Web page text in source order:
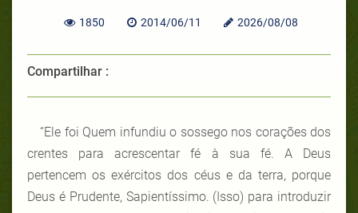
1850 2014/06/11 2026/08/08
Compartilhar :
“Ele foi Quem infundiu o sossego nos corações dos
crentes para acrescentar fé à sua fé. A Deus
pertencem os exércitos dos céus e da terra, porque
Deus é Prudente, Sapientíssimo. (Isso) para introduzir